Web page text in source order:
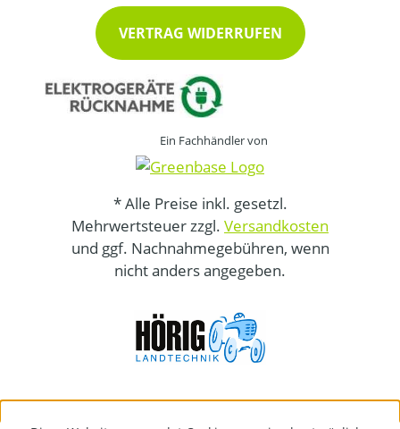
VERTRAG WIDERRUFEN
Ein Fachhändler von
* Alle Preise inkl. gesetzl.
Mehrwertsteuer zzgl. Versandkosten
und ggf. Nachnahmegebühren, wenn
nicht anders angegeben.